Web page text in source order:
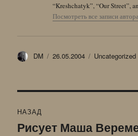
“Kreshchatyk”, “Our Street”,
Посмотреть все записи
Автор
DM Опубликовано
26.05.2004 Рубрики
Uncategorized
по
НАЗАД
Предыдущая
Рисует Маша